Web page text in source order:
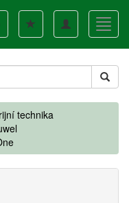
Toggle
navigation
technika